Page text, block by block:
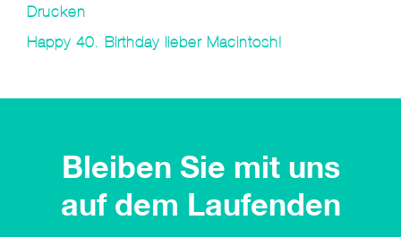
Drucken
Happy 40. Birthday lieber Macintosh!
Bleiben Sie mit uns
auf dem Laufenden